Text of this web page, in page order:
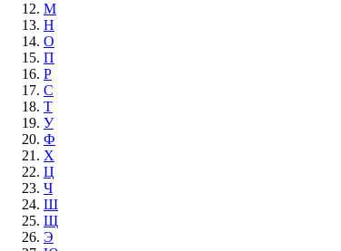
М
Н
О
П
Р
С
Т
У
Ф
Х
Ц
Ч
Ш
Щ
Э